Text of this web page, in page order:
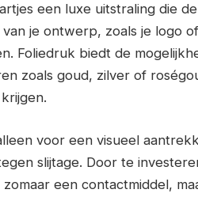
een luxe uitstraling die
je ontwerp, zoals je logo
Foliedruk biedt de
zoals goud, zilver of
voor een visueel
slijtage. Door te
een contactmiddel,